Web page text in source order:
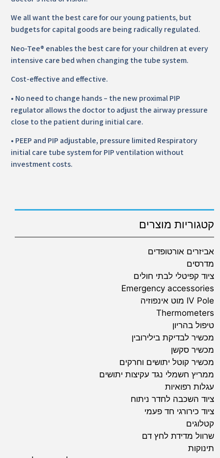
קטגוריות מוצרים
אביזרים אורטופדים
מדרסים
ציוד קפיטלי לבתי חולים
Emergency accessories
IV Pole מוט אינפוזיה
Thermometers
טיפול בהריון
מכשיר לבדיקת בילירובין
מכשיר סקשן
מכשיר קוטל יתושים וחרקים
ממריץ חשמלי נגד עקיצות יתושים
עגלות רפואיות
ציוד השכבה לחדר ניתוח
ציוד כירורגי חד פעמי
קטלוגים
שרוול מדידת לחץ דם
תינוקות
We all want the best care for our young patients, but
budgets for capital goods are being radically regulated.
Neo-Tee® enables the best care for your children at every
intensive care bed when changing the tube system.
Cost-effective and effective.
• No need to change hands – the new proximal PIP
regulator allows the doctor to adjust the airway pressure
close to the patient during initial care.
• PEEP and PIP adjustable, pressure limited Respiratory
initial care tube system for PIP ventilation without
investment costs.